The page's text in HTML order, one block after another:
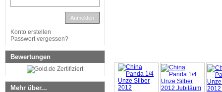
Anmelden
Konto erstellen
Passwort vergessen?
Bewertungen
Mehr über...